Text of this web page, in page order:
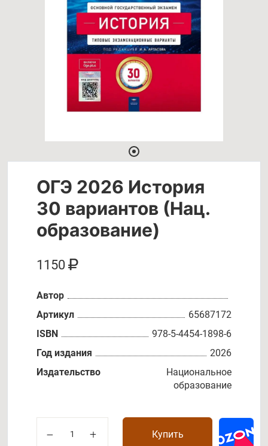
ОГЭ 2026 История
30 вариантов (Нац.
образование)
1150
Автор
Артикул
65687172
ISBN
978-5-4454-1898-6
Год издания
2026
Издательство
Национальное
образование
Купить